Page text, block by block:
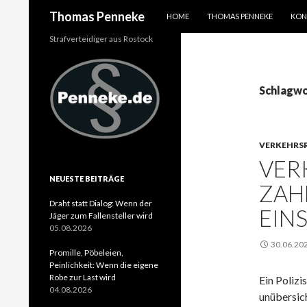
Thomas Penneke
HOME
THOMAS PENNEKE
Ein
Strafverteidiger aus Rostock
NEUESTE BEITRÄGE
Draht statt Dialog: Wenn der
Jäger zum Fallensteller wird
05.08.2026
Promille, Pöbeleien,
Peinlichkeit: Wenn die eigene
Robe zur Last wird
04.08.2026